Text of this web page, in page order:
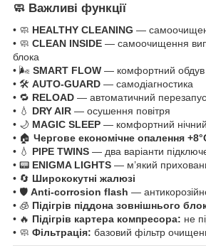
🧼 Важливі функції
• 🧼 HEALTHY CLEANING —
• 🧼 CLEAN INSIDE — самоочищення
блока
• 🌬️ SMART FLOW — комфортний обдув
• 🛠️ AUTO-GUARD — самодіагностика
• 🔁 RELOAD — автоматичний
• 💧 DRY AIR — осушення повітря
• 🌙 MAGIC SLEEP — комфортний
• 🏠 Чергове економічне опалення
• 💧 PIPE TWINS — два варіанти
• 📟 ENIGMA LIGHTS — м’який
• 🔄 Ширококутні жалюзі
• 🛡️ Anti-corrosion flash —
• 🧊 Підігрів піддона зовнішнього
• 🔥 Підігрів картера компресора: не
• 🧼 Фільтрація: базовий фільтр